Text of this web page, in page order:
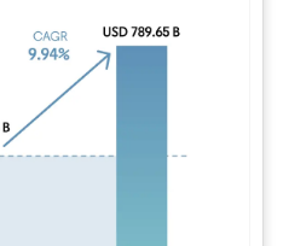
Bild © Mordor Intelligence.